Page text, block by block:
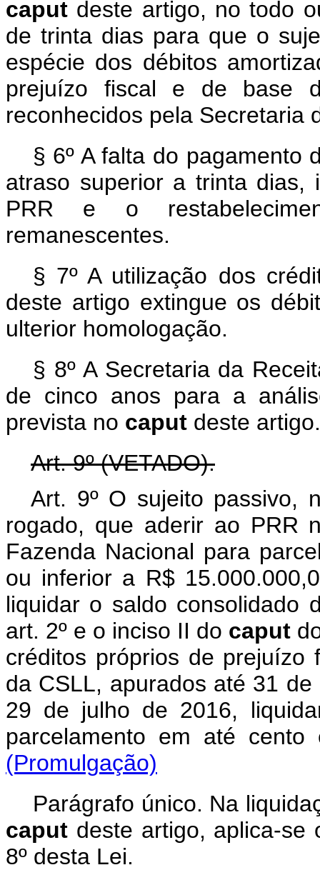
caput deste artigo, no todo
de trinta dias para que o
espécie dos débitos
prejuízo fiscal e de base
reconhecidos pela Secretaria
§ 6º A falta do pagamento
atraso superior a trinta dias,
PRR e o
remanescentes.
§ 7º A utilização dos
deste artigo extingue os
ulterior homologação.
§ 8º A Secretaria da
de cinco anos para a
prevista no caput deste artigo.
Art. 9º (VETADO).
Art. 9º O sujeito passivo,
rogado, que aderir ao PRR
Fazenda Nacional para
ou inferior a R$
liquidar o saldo
art. 2º e o inciso II do caput
créditos próprios de
da CSLL, apurados até 31
29 de julho de 2016,
parcelamento em até
(Promulgação)
Parágrafo único. Na
caput deste artigo, aplica-se
8º desta Lei.